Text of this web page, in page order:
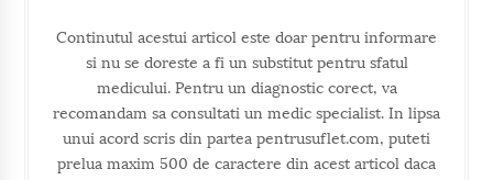
Continutul acestui articol este doar pentru informare
si nu se doreste a fi un substitut pentru sfatul
medicului. Pentru un diagnostic corect, va
recomandam sa consultati un medic specialist. In lipsa
unui acord scris din partea pentrusuflet.com, puteti
prelua maxim 500 de caractere din acest articol daca